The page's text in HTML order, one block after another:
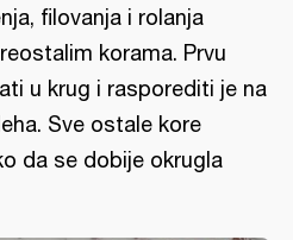
filovanja i rolanja
korama. Prvu
u krug i rasporediti je na
Sve ostale kore
da se dobije okrugla